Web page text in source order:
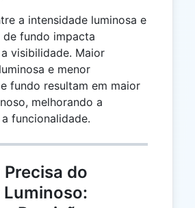
a intensidade luminosa e
de fundo impacta
visibilidade. Maior
e menor
fundo resultam em maior
melhorando a
funcionalidade.
do